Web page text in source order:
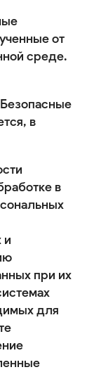
от
среде.
в
в
и
при их
для